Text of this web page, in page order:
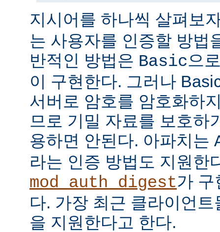
지시어를 하나씩 살펴보
는 사용자를 인증할 방법
반적인 방법은 Basic으
이 구현한다. 그러나
서버로 암호를 암호화하
므로 기밀 자료를 보호하
용하면 안된다. 아파치는
라는 인증 방법도 지원한
mod_auth_digest가 구
다. 가장 최근 클라이언
을 지원한다고 한다.